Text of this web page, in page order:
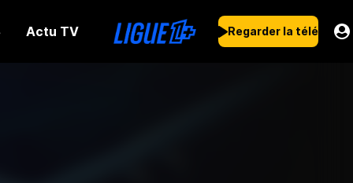
Actu TV Regarder la télé